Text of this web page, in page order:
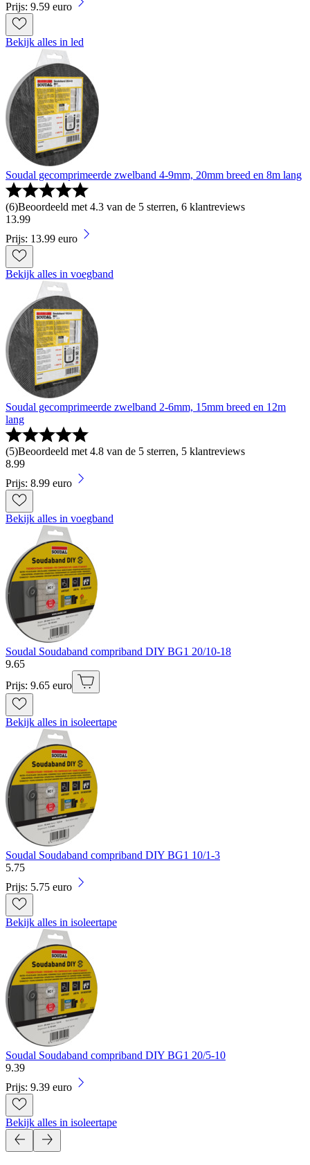
Prijs: 9.59 euro
Bekijk alles in led
Soudal gecomprimeerde zwelband 4-9mm, 20mm breed en 8m lang
(6)Beoordeeld met 4.3 van de 5 sterren, 6 klantreviews
13.99
Prijs: 13.99 euro
Bekijk alles in voegband
Soudal gecomprimeerde zwelband 2-6mm, 15mm breed en 12m
lang
(5)Beoordeeld met 4.8 van de 5 sterren, 5 klantreviews
8.99
Prijs: 8.99 euro
Bekijk alles in voegband
Soudal Soudaband compriband DIY BG1 20/10-18
9.65
Prijs: 9.65 euro
Bekijk alles in isoleertape
Soudal Soudaband compriband DIY BG1 10/1-3
5.75
Prijs: 5.75 euro
Bekijk alles in isoleertape
Soudal Soudaband compriband DIY BG1 20/5-10
9.39
Prijs: 9.39 euro
Bekijk alles in isoleertape